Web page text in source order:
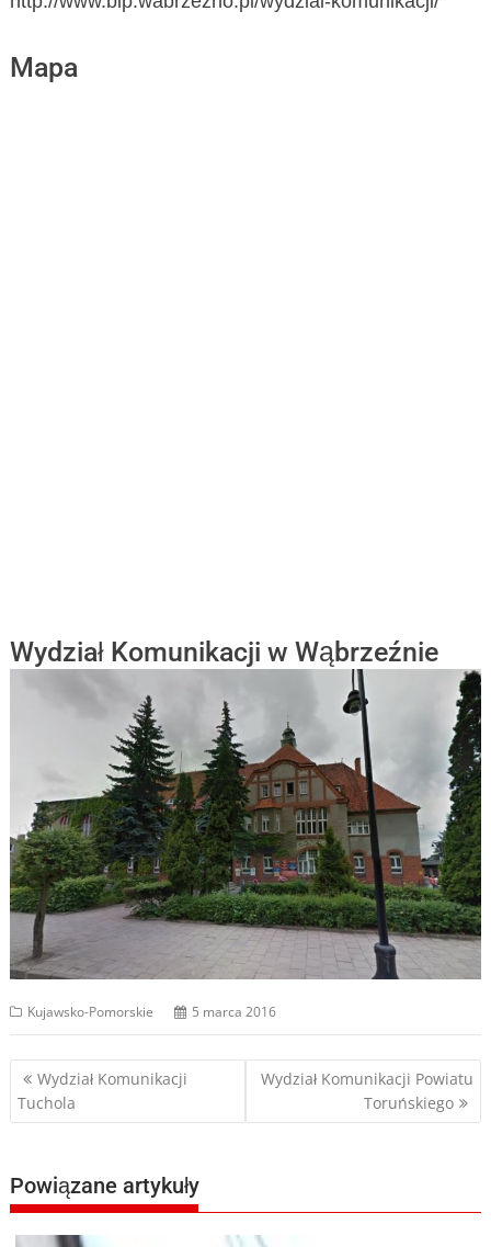
Mapa
Wydział Komunikacji w Wąbrzeźnie
Kujawsko-Pomorskie 5 marca 2016
Nawigacja
wpisu
Wydział Komunikacji
Tuchola
Wydział Komunikacji Powiatu
Toruńskiego
Powiązane artykuły